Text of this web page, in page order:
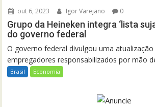
out 6, 2023 Igor Varejano 0
Grupo da Heineken integra ‘lista
do governo federal
O governo federal divulgou uma atualização
empregadores responsabilizados por mão
Brasil Economia